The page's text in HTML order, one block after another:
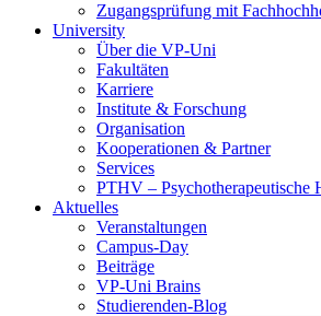
Zugangsprüfung mit
University
Über die VP-Uni
Fakultäten
Karriere
Institute & Forschung
Organisation
Kooperationen & Partner
Services
PTHV – Psychotherapeutische
Aktuelles
Veranstaltungen
Campus-Day
Beiträge
VP-Uni Brains
Studierenden-Blog